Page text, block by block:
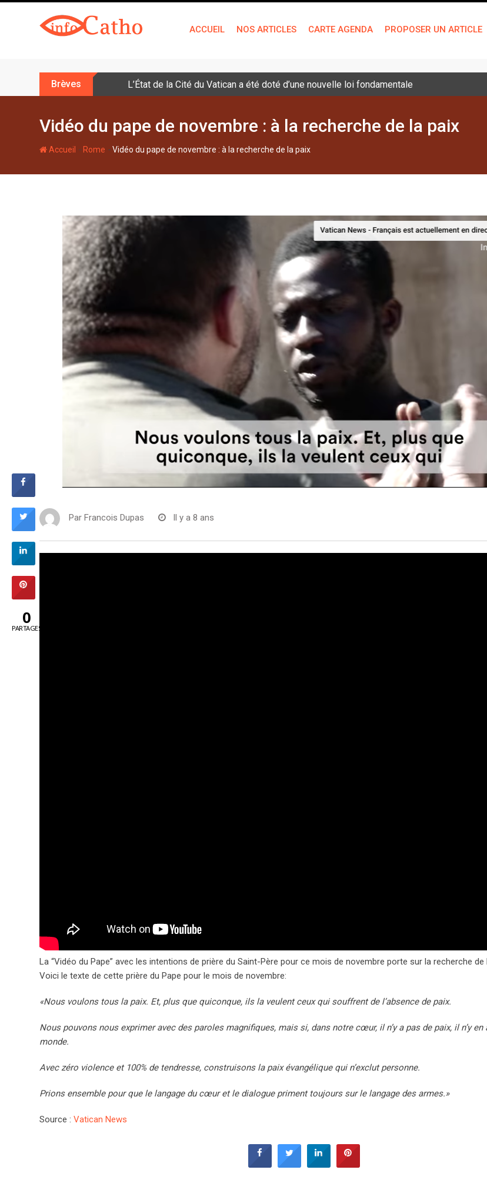
t
ACCUEIL NOS ARTICLES CARTE AGENDA PROPOSER UN ARTICLE
Brèves Le pape a célébré à Assise la messe de la Transfiguration auprès des jeunes
Vidéo du pape de novembre : à la recherche de la paix
Accueil - Rome -Vidéo du pape de novembre : à la recherche de la paix
Par Francois Dupas Il y a 8 ans
La “Vidéo du Pape” avec les intentions de prière du Saint-Père pour ce mois de novembre porte sur la recherche de
Voici le texte de cette prière du Pape pour le mois de novembre:
«Nous voulons tous la paix. Et, plus que quiconque, ils la veulent ceux qui souffrent de l’absence de paix.
Nous pouvons nous exprimer avec des paroles magnifiques, mais si, dans notre cœur, il n’y a pas de paix, il n’y en
monde.
Avec zéro violence et 100% de tendresse, construisons la paix évangélique qui n’exclut personne.
Prions ensemble pour que le langage du cœur et le dialogue priment toujours sur le langage des armes.»
Source : Vatican News
0
PARTAGES